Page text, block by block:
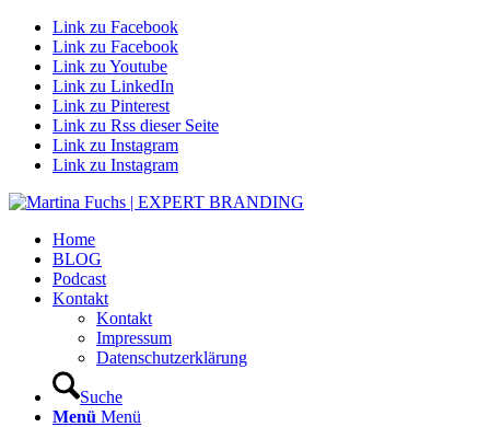
Link zu Facebook
Link zu Facebook
Link zu Youtube
Link zu LinkedIn
Link zu Pinterest
Link zu Rss dieser Seite
Link zu Instagram
Link zu Instagram
Home
BLOG
Podcast
Kontakt
Kontakt
Impressum
Datenschutzerklärung
Suche
Menü Menü